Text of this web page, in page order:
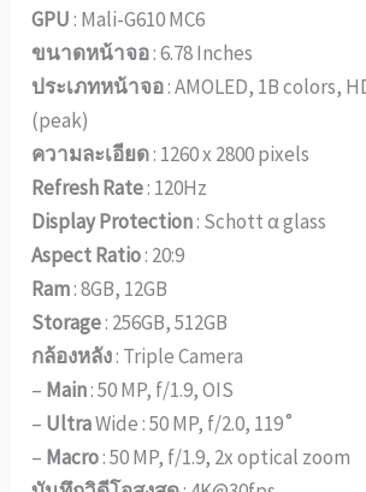
GPU: Mali-G610 MC6
ขนาดหน้าจอ: 6.78 Inches
ประเภทหน้าจอ: AMOLED, 1B colors,
(peak)
ความละเอียด: 1260 x 2800 pixels
Refresh Rate: 120Hz
Display Protection: Schott α glass
Aspect Ratio: 20:9
Ram: 8GB, 12GB
Storage: 256GB, 512GB
กล้องหลัง: Triple Camera
– Main: 50 MP, f/1.9, OIS
– UltraWide : 50 MP, f/2.0, 119˚
– Macro: 50 MP, f/1.9, 2x optical zoom